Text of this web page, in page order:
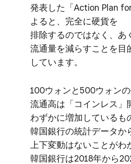
発表した​「Action Plan
よると、​完全に​硬貨を​
排除するのではなく、​あ
流通量を​減らす​ことを​目
しています。
100ウォンと​500ウォン
流通高は​「コインレス」​
わずかに​増加している​も
韓国銀行の​統計データか
上下変動は​ないことが​わ
韓国銀行は​2018年から​